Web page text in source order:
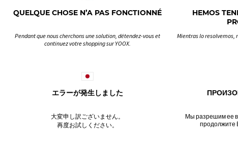
QUELQUE CHOSE N’A PAS FONCTIONNÉ
Pendant que nous cherchons une solution, détendez-vous et
continuez votre shopping sur YOOX.
HEMOS
Mientras lo resolvemos,
エラーが発生しました
大変申し訳ございません。
再度お試しください。
Мы разрешим ее в
продолжите